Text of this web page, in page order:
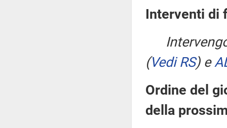
Interventi di
(Vedi RS)e
Ordine del
della